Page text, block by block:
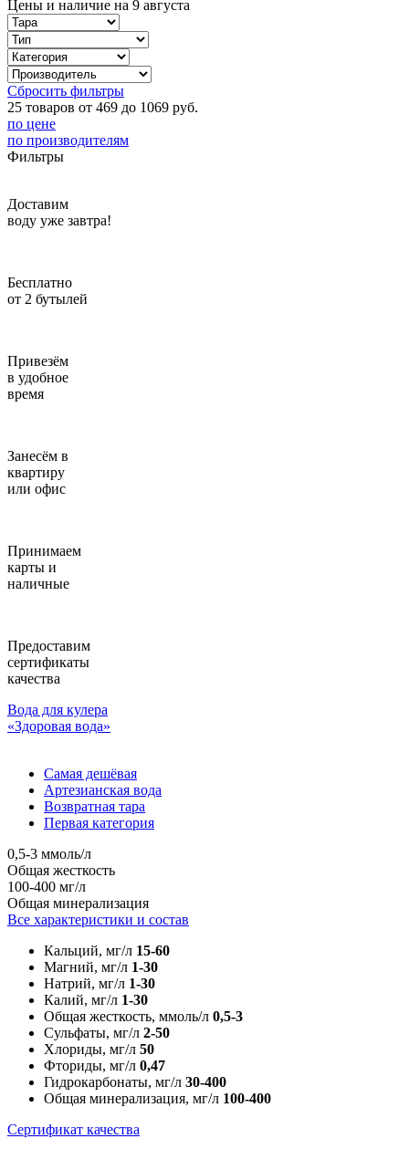
Цены и наличие на 9 августа
Сбросить фильтры
25 товаров от 469 до 1069 руб.
по цене
по производителям
Фильтры
Доставим
воду уже завтра!
Бесплатно
от 2 бутылей
Привезём
в удобное
время
Занесём в
квартиру
или офис
Принимаем
карты и
наличные
Предоставим
сертификаты
качества
Вода для кулера
«Здоровая вода»
Самая дешёвая
Артезианская вода
Возвратная тара
Первая категория
0,5-3 ммоль/л
Общая жесткость
100-400 мг/л
Общая минерализация
Все характеристики и состав
Кальций, мг/л 15-60
Магний, мг/л 1-30
Натрий, мг/л 1-30
Калий, мг/л 1-30
Общая жесткость, ммоль/л 0,5-3
Сульфаты, мг/л 2-50
Хлориды, мг/л 50
Фториды, мг/л 0,47
Гидрокарбонаты, мг/л 30-400
Общая минерализация, мг/л 100-400
Сертификат качества
персональных данных.
Согласен
Не согласен
Ваш запрос отпрален
Ок
Введите адрес
отправим через 1 минуту